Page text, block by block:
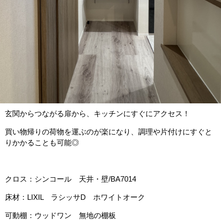
玄関からつながる扉から、キッチンにすぐにアクセス！
買い物帰りの荷物を運ぶのが楽になり、調理や片付けにすぐと
りかかることも可能◎
クロス：シンコール 天井・壁/BA7014
床材：LIXIL ラシッサD ホワイトオーク
可動棚：ウッドワン 無地の棚板